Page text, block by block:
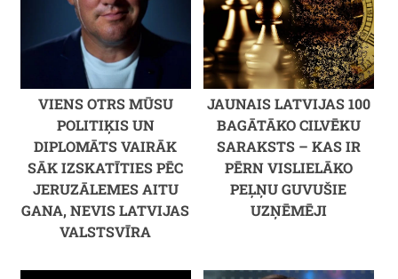
VIENS OTRS MŪSU
POLITIĶIS UN
DIPLOMĀTS VAIRĀK
SĀK IZSKATĪTIES PĒC
JERUZĀLEMES AITU
GANA, NEVIS LATVIJAS
VALSTSVĪRA
JAUNAIS LATVIJAS 100
BAGĀTĀKO CILVĒKU
SARAKSTS – KAS IR
PĒRN VISLIELĀKO
PEĻŅU GUVUŠIE
UZŅĒMĒJI